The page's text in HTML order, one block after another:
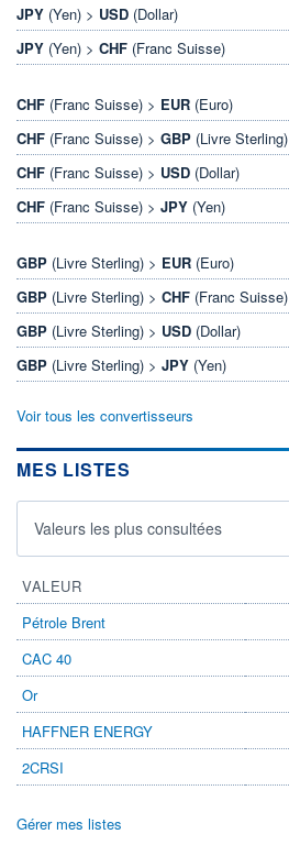
JPY (Yen) > USD (Dollar)
JPY (Yen) > CHF (Franc Suisse)
CHF (Franc Suisse) > EUR (Euro)
CHF (Franc Suisse) > GBP (Livre Sterling)
CHF (Franc Suisse) > USD (Dollar)
CHF (Franc Suisse) > JPY (Yen)
GBP (Livre Sterling) > EUR (Euro)
GBP (Livre Sterling) > CHF (Franc Suisse)
GBP (Livre Sterling) > USD (Dollar)
GBP (Livre Sterling) > JPY (Yen)
Voir tous les convertisseurs
MES LISTES
Valeurs les plus consultées
VALEUR
Pétrole Brent
CAC 40
Or
HAFFNER ENERGY
2CRSI
Gérer mes listes